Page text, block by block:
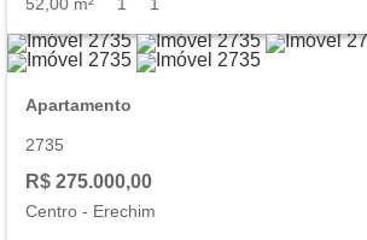
Apartamento
2735
R$ 275.000,00
Centro - Erechim